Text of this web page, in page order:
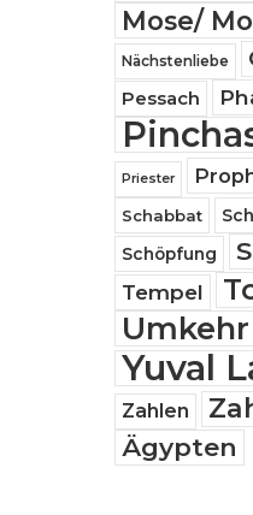
Mose/
Nächstenliebe
Pessach
Priester
Schabbat
Schöpfung
Tempel
Umkehr
Yuval
Zahlen
Ägypten